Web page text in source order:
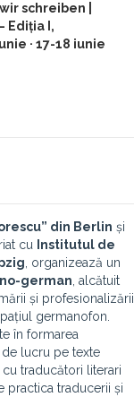
schreiben |
Ediția I,
· 17-18 iunie
” din Berlin și
cu
Institutul de
, organizează un
-german , alcătuit
și profesionalizării
germanofon.
în formarea
lucru pe texte
traducători literari
practica traducerii și